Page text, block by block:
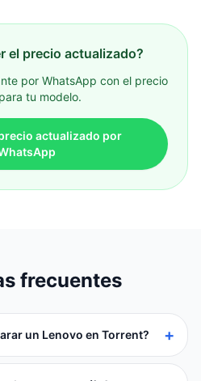
el precio actualizado?
por WhatsApp con el precio
tu modelo.
actualizado por
frecuentes
un Lenovo en Torrent? +